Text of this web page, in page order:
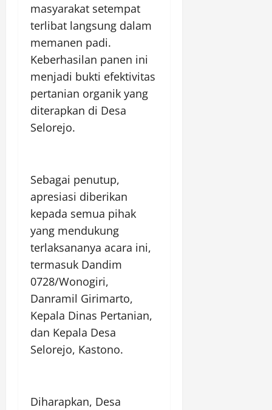
masyarakat setempat
terlibat langsung dalam
memanen padi.
Keberhasilan panen ini
menjadi bukti efektivitas
pertanian organik yang
diterapkan di Desa
Selorejo.
Sebagai penutup,
apresiasi diberikan
kepada semua pihak
yang mendukung
terlaksananya acara ini,
termasuk Dandim
0728/Wonogiri,
Danramil Girimarto,
Kepala Dinas Pertanian,
dan Kepala Desa
Selorejo, Kastono.
Diharapkan, Desa